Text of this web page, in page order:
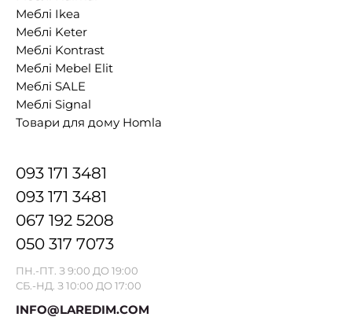
Меблі Ikea
Меблі Keter
Меблі Kontrast
Меблі Mebel Elit
Меблі SALE
Меблі Signal
Товари для дому Homla
093 171 3481
093 171 3481
067 192 5208
050 317 7073
ПН.-ПТ. З 9:00 ДО 19:00
СБ.-НД. З 10:00 ДО 17:00
INFO@LAREDIM.COM